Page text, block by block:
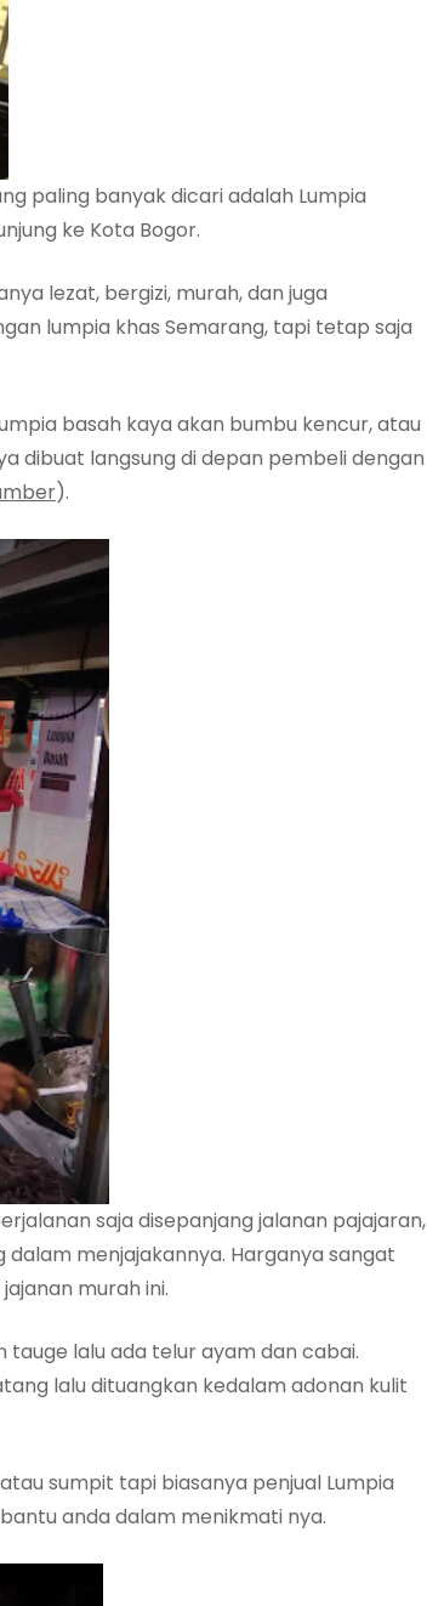
paling banyak dicari adalah Lumpia
ke Kota Bogor.
lezat, bergizi, murah, dan juga
lumpia khas Semarang, tapi tetap saja
basah kaya akan bumbu kencur, atau
dibuat langsung di depan pembeli dengan
).
saja disepanjang jalanan pajajaran,
menjajakannya. Harganya sangat
murah ini.
tauge lalu ada telur ayam dan cabai.
lalu dituangkan kedalam adonan kulit
sumpit tapi biasanya penjual Lumpia
anda dalam menikmati nya.